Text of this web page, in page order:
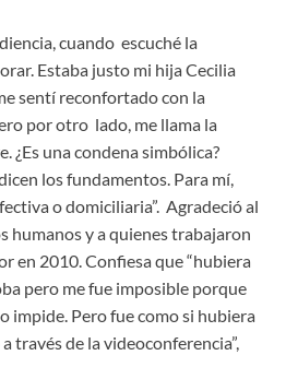
cuando escuché la
Estaba justo mi hija Cecilia
sentí reconfortado con la
por otro lado, me llama la
¿Es una condena simbólica?
los fundamentos. Para mí,
o domiciliaria”. Agradeció al
humanos y a quienes trabajaron
en 2010. Confiesa que “hubiera
pero me fue imposible porque
impide. Pero fue como si hubiera
través de la videoconferencia”,